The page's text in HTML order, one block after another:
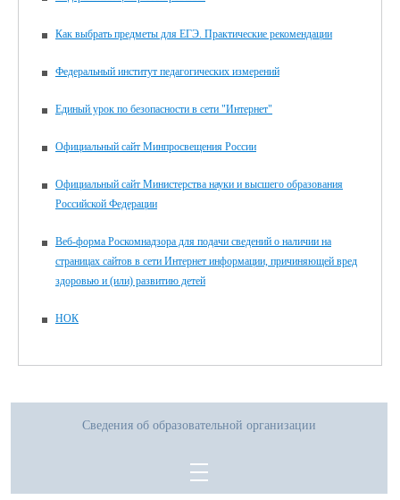
Как выбрать предметы для ЕГЭ. Практические рекомендации
Федеральный институт педагогических измерений
Единый урок по безопасности в сети "Интернет"
Официальный сайт Минпросвещения России
Официальный сайт Министерства науки и высшего образования
Российской Федерации
Веб-форма Роскомнадзора для подачи сведений о наличии на
страницах сайтов в сети Интернет информации, причиняющей вред
здоровью и (или) развитию детей
НОК
Сведения об образовательной организации